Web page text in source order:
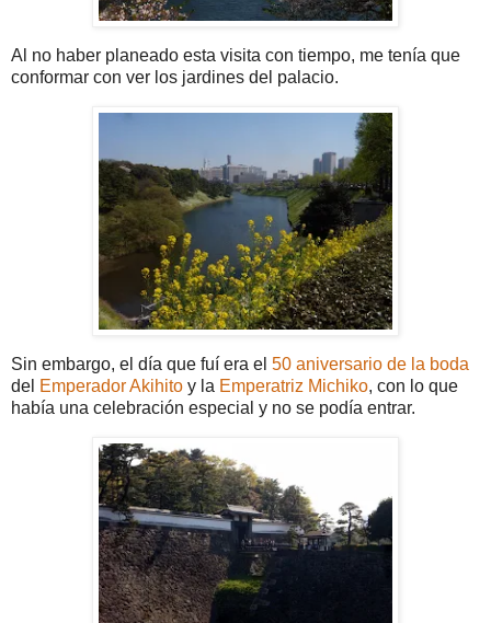
Al no haber planeado esta visita con tiempo, me tenía que
conformar con ver los jardines del palacio.
Sin embargo, el día que fuí era el 50 aniversario de la boda
del Emperador Akihito y la Emperatriz Michiko, con lo que
había una celebración especial y no se podía entrar.